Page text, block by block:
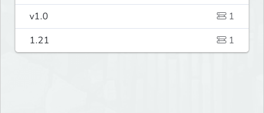
v1.0
1
1.21
1